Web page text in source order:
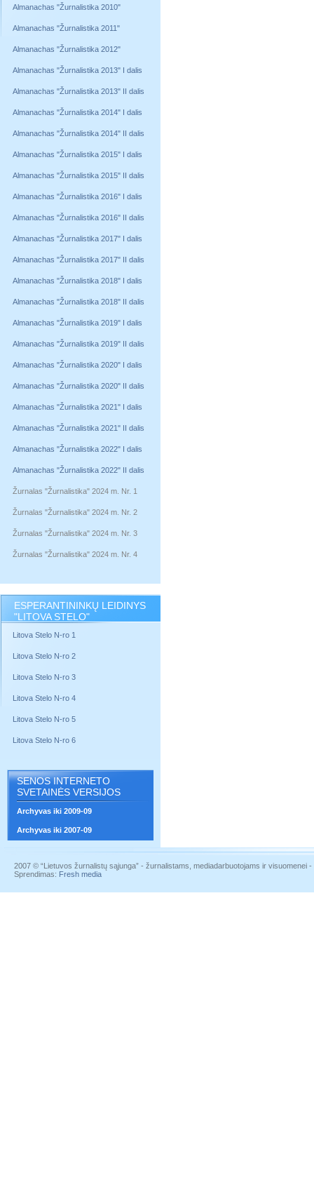
Almanachas "Žurnalistika 2010"
Almanachas "Žurnalistika 2011"
Almanachas "Žurnalistika 2012"
Almanachas "Žurnalistika 2013" I dalis
Almanachas "Žurnalistika 2013" II dalis
Almanachas "Žurnalistika 2014" I dalis
Almanachas "Žurnalistika 2014" II dalis
Almanachas "Žurnalistika 2015" I dalis
Almanachas "Žurnalistika 2015" II dalis
Almanachas "Žurnalistika 2016" I dalis
Almanachas "Žurnalistika 2016" II dalis
Almanachas "Žurnalistika 2017" I dalis
Almanachas "Žurnalistika 2017" II dalis
Almanachas "Žurnalistika 2018" I dalis
Almanachas "Žurnalistika 2018" II dalis
Almanachas "Žurnalistika 2019" I dalis
Almanachas "Žurnalistika 2019" II dalis
Almanachas "Žurnalistika 2020" I dalis
Almanachas "Žurnalistika 2020" II dalis
Almanachas "Žurnalistika 2021" I dalis
Almanachas "Žurnalistika 2021" II dalis
Almanachas "Žurnalistika 2022" I dalis
Almanachas "Žurnalistika 2022" II dalis
Žurnalas "Žurnalistika" 2024 m. Nr. 1
Žurnalas "Žurnalistika" 2024 m. Nr. 2
Žurnalas "Žurnalistika" 2024 m. Nr. 3
Žurnalas "Žurnalistika" 2024 m. Nr. 4
ESPERANTININKŲ LEIDINYS
"LITOVA STELO"
Litova Stelo N-ro 1
Litova Stelo N-ro 2
Litova Stelo N-ro 3
Litova Stelo N-ro 4
Litova Stelo N-ro 5
Litova Stelo N-ro 6
SENOS INTERNETO
SVETAINĖS VERSIJOS
Archyvas iki 2009-09
Archyvas iki 2007-09
2007 © “Lietuvos žurnalistų sąjunga” - žurnalistams, mediadarbuotojams ir visuomenei
Sprendimas: Fresh media